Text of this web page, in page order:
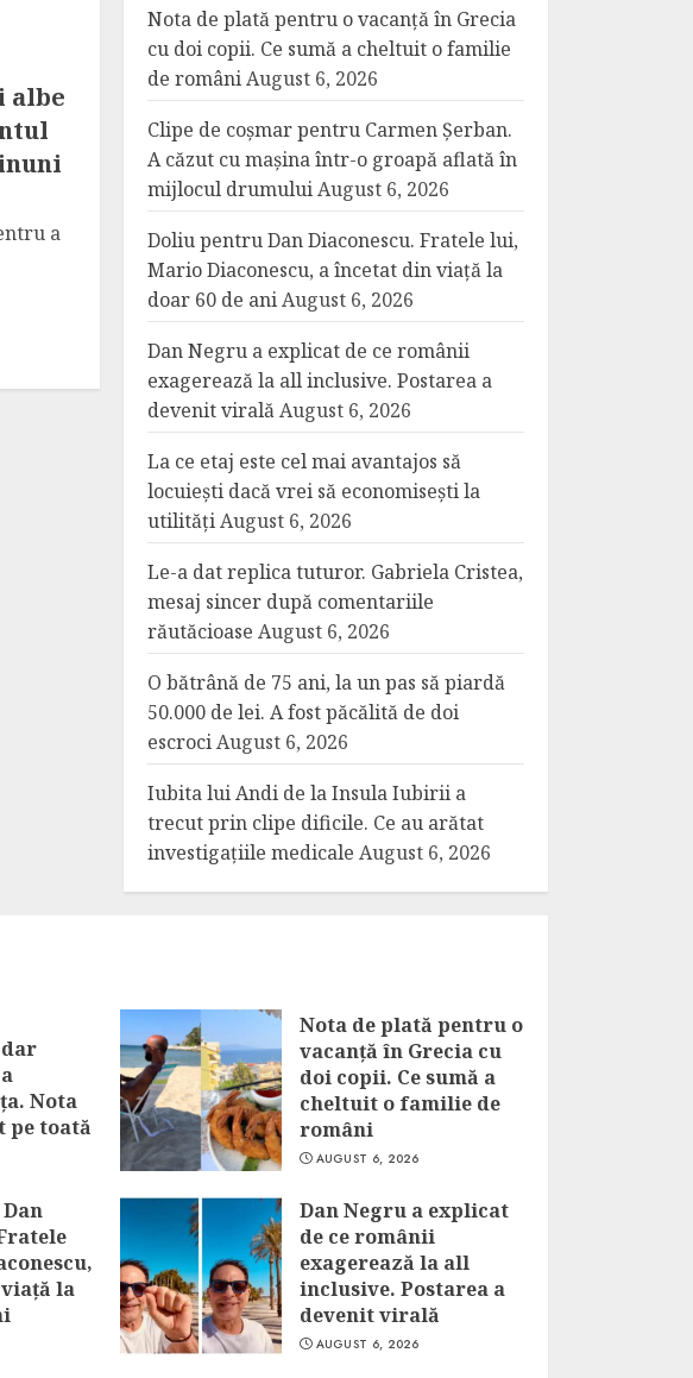
albe
a
Nota de plată pentru o vacanță în Grecia
cu doi copii. Ce sumă a cheltuit o familie
de româniAugust 6, 2026
Clipe de coșmar pentru Carmen Șerban.
A căzut cu mașina într-o groapă aflată în
mijlocul drumuluiAugust 6, 2026
Doliu pentru Dan Diaconescu. Fratele lui,
Mario Diaconescu, a încetat din viață la
doar 60 de aniAugust 6, 2026
Dan Negru a explicat de ce românii
exagerează la all inclusive. Postarea a
devenit viralăAugust 6, 2026
La ce etaj este cel mai avantajos să
locuiești dacă vrei să economisești la
utilitățiAugust 6, 2026
Le-a dat replica tuturor. Gabriela Cristea,
mesaj sincer după comentariile
răutăcioase August 6, 2026
O bătrână de 75 ani, la un pas să piardă
50.000 de lei. A fost păcălită de doi
escrociAugust 6, 2026
Iubita lui Andi de la Insula Iubirii a
trecut prin clipe dificile. Ce au arătat
investigațiile medicale August 6, 2026
Nota
pe toată
Nota de plată pentru o
vacanță în Grecia cu
doi copii. Ce sumă a
cheltuit o familie de
români
AUGUST 6, 2026
la
Dan Negru a explicat
de ce românii
exagerează la all
inclusive. Postarea a
devenit virală
AUGUST 6, 2026